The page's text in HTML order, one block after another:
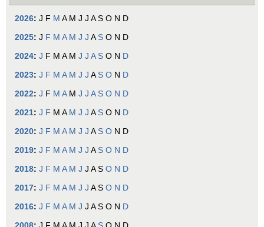
2026: J F M A M J J A S O N D
2025: J F M A M J J A S O N D
2024: J F M A M J J A S O N D
2023: J F M A M J J A S O N D
2022: J F M A M J J A S O N D
2021: J F M A M J J A S O N D
2020: J F M A M J J A S O N D
2019: J F M A M J J A S O N D
2018: J F M A M J J A S O N D
2017: J F M A M J J A S O N D
2016: J F M A M J J A S O N D